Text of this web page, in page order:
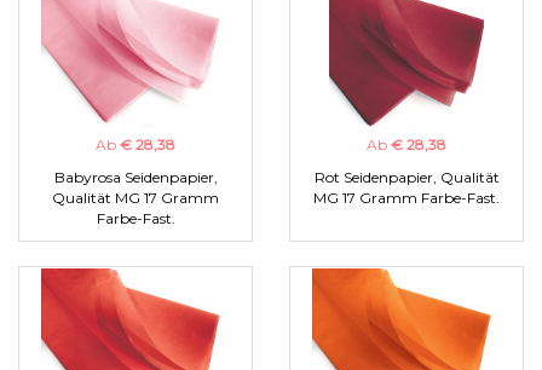
Ab € 28,38
Babyrosa Seidenpapier,
Qualität MG 17 Gramm
Farbe-Fast.
Ab € 28,38
Rot Seidenpapier, Qualität
MG 17 Gramm Farbe-Fast.